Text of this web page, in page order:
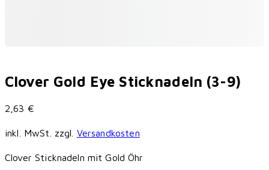
Clover Gold Eye Sticknadeln (3-9)
2,63 €
inkl. MwSt. zzgl. Versandkosten
Clover Sticknadeln mit Gold Öhr